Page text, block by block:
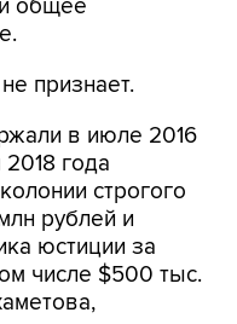
признает.
в июле 2016
строгого
рублей и
юстиции за
числе $500 тыс.
также за